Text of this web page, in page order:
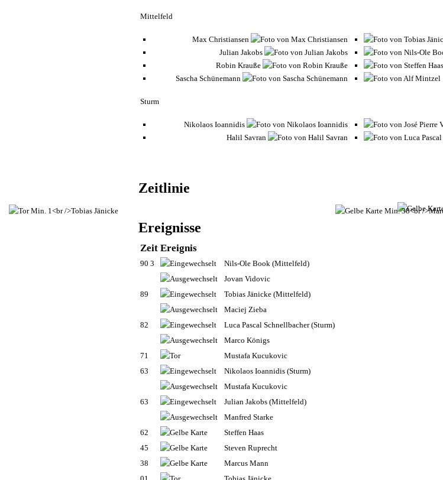
Mittelfeld
Max Christiansen
Julian Jakobs
Robin Krauße
Sascha Schünemann
Sturm
Nikolaos Ioannidis
Halil Savran
Zeitlinie
Ereignisse
Zeit Ereignis
90 3 Nils-Ole Book (Mittelfeld)
Jovan Vidovic
89
Tobias Jänicke (Mittelfeld)
Maciej Zieba
82
Luca Pascal Schnellbacher(Sturm)
Marco Königs
71
Mustafa Kucukovic
63
Nikolaos Ioannidis (Sturm)
Mustafa Kucukovic
63
Julian Jakobs (Mittelfeld)
Manfred Starke
62
Steffen Haas
45
Steven Ruprecht
38
Marcus Mann